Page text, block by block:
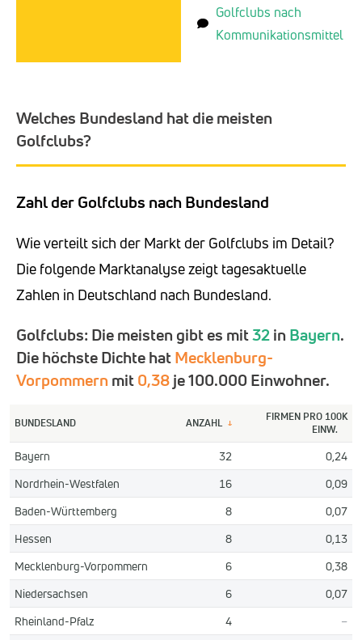
Golfclubs nach
Kommunikationsmittel
Welches Bundesland hat die meisten
Golfclubs?
Zahl der Golfclubs nach Bundesland
Wie verteilt sich der Markt der Golfclubs im Detail?
Die folgende Marktanalyse zeigt tagesaktuelle
Zahlen in Deutschland nach Bundesland.
Golfclubs: Die meisten gibt es mit32in Bayern.
Die höchste Dichte hatMecklenburg-
Vorpommern mit0,38je 100.000 Einwohner.
BUNDESLAND ANZAHL ↓
FIRMEN PRO 100K
EINW.
Bayern 32
0,24
Nordrhein-Westfalen
16
0,09
Baden-Württemberg
8
0,07
Hessen
8
0,13
Mecklenburg-Vorpommern
6
0,38
Niedersachsen
6
0,07
Rheinland-Pfalz
4
–